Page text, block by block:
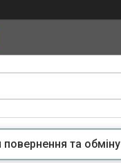
та обміну